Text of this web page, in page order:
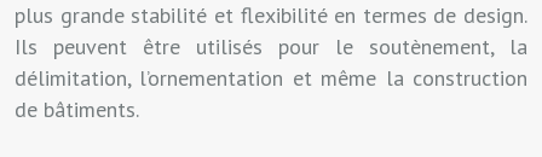
plus grande stabilité et flexibilité en termes de design.
Ils peuvent être utilisés pour le soutènement, la
délimitation, l’ornementation et même la construction
de bâtiments.